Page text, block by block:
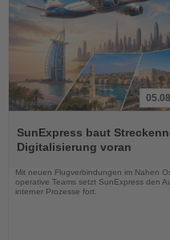
Sie
die
Nachrichten
SunExpress baut
Digitalisierung voran
Mit neuen Flugverbindungen im Nahen
operative Teams setzt SunExpress den
interner Prozesse fort.